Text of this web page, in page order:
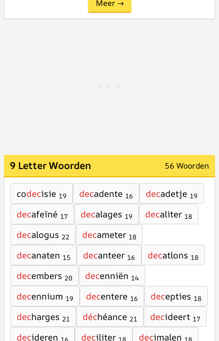
Meer →
9 Letter Woorden 56 Woorden
codecisie 19 decadente 16 decadetje 19
decafeïné 17 decalages 19 decaliter 18
decalogus 22 decameter 18
decanaten 15 decanteer 16 decatlons 18
decembers 20 decenniën 14
decennium 19 decentere 16 decepties 18
decharges 21 déchéance 21 decideert 17
decideren deciliter decimalen